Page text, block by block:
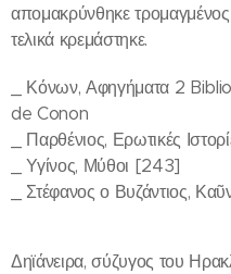
απομακρύνθηκε
τελικά κρεμάστηκε.
_ Κόνων, Αφηγήματα 2
de Conon
_ Παρθένιος, Ερωτικές
_ Υγίνος, Μύθοι [243]
_ Στέφανος ο Βυζάντιος,
Δηϊάνειρα, σύζυγος του